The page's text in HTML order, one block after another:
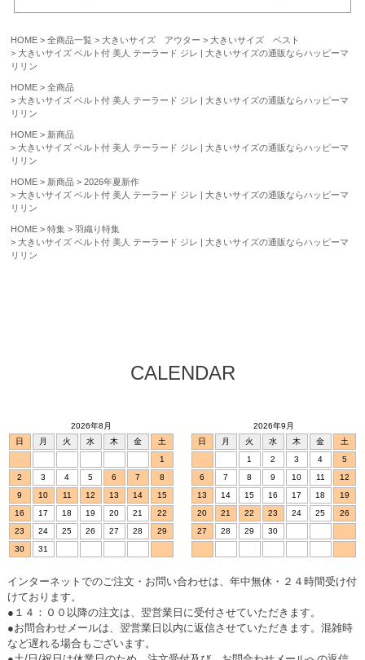
HOME 全商品一覧 大きいサイズ アウター
大きいサイズ ベスト
大きいサイズ ベルト付 美人 テーラード ジレ | 大きいサイズの通販ならハッピーマ
リリン
HOME
全商品
大きいサイズ ベルト付 美人 テーラード ジレ | 大きいサイズの通販ならハッピーマ
リリン
HOME
新商品
大きいサイズ ベルト付 美人 テーラード ジレ | 大きいサイズの通販ならハッピーマ
リリン
HOME 新商品
2026年夏新作
大きいサイズ ベルト付 美人 テーラード ジレ | 大きいサイズの通販ならハッピーマ
リリン
HOME 特集
羽織り特集
大きいサイズ ベルト付 美人 テーラード ジレ | 大きいサイズの通販ならハッピーマ
リリン
CALENDAR
2026年8月
日
月 火 水 木 金
土
1
2
3 4 5 6 7
8
9
10 11 12 13 14
15
16
17 18 19 20 21
22
23
24 25 26 27 28
29
30
31
2026年9月
日
月 火 水 木 金
土
1
2 3 4
5
6
7 8 9 10 11
12
13
14 15 16 17 18
19
20
21 22 23 24 25
26
27
28 29 30
インターネットでのご注文・お問い合わせは、年中無休・２４時間受け付
けております。
●１４：００以降の注文は、翌営業日に受付させていただきます。
●お問合わせメールは、翌営業日以内に返信させていただきます。混雑時
など遅れる場合もございます。